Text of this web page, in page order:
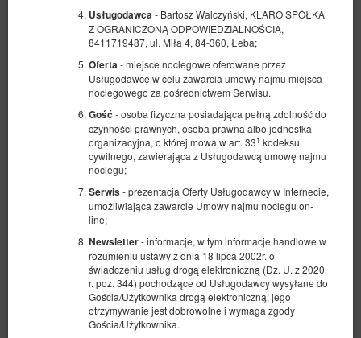
Usługodawca - Bartosz Walczyński, KLARO SPÓŁKA
Z OGRANICZONĄ ODPOWIEDZIALNOŚCIĄ,
8411719487, ul. Miła 4, 84-360, Łeba;
Oferta - miejsce noclegowe oferowane przez
Usługodawcę w celu zawarcia umowy najmu miejsca
noclegowego za pośrednictwem Serwisu.
Gość - osoba fizyczna posiadająca pełną zdolność do
czynności prawnych, osoba prawna albo jednostka
organizacyjna, o której mowa w art. 331 kodeksu
cywilnego, zawierająca z Usługodawcą umowę najmu
noclegu;
Serwis - prezentacja Oferty Usługodawcy w Internecie,
umożliwiająca zawarcie Umowy najmu noclegu on-
line;
Newsletter- informacje, w tym informacje handlowe w
rozumieniu ustawy z dnia 18 lipca 2002r. o
świadczeniu usług drogą elektroniczną (Dz. U. z 2020
r. poz. 344) pochodzące od Usługodawcy wysyłane do
Gościa/Użytkownika drogą elektroniczną; jego
otrzymywanie jest dobrowolne i wymaga zgody
Gościa/Użytkownika.